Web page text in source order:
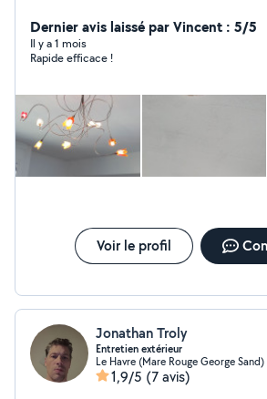
Dernier avis laissé par Vincent : 5/5
Il y a 1 mois
Rapide efficace !
Voir le profil
Jonathan Troly
Entretien extérieur
Le Havre (Mare Rouge George Sand)
1,9/5 (7 avis)